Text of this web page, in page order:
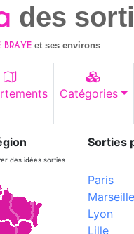
des
BRAYE et ses environs
Catégories
des idées sorties
Sorties
Paris
Marseille
Lyon
Lille